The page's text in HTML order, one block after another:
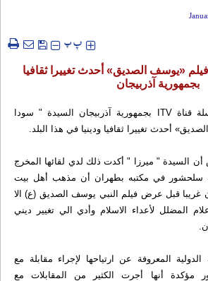
‍‍‍ پپ
فيلم «يوسف الصديق» أحدث تغييرا ثقافيا
بجمهورية آذربيجان
عصرايران - أكدت مراسلة قناة ITV بجمهورية آذربيجان السيدة " سودا
أحدث تغييرا ثقافيا ودينيا في هذا البلد.
أن السيدة " ميرزا " أكدت ذلك لدي لقائها المخرج
سلحشور في مكتبه بطهران أن مذهب أهل بيت
قبل عرض فيلم النبي يوسف الصديق (ع) الا
المضلل لأعداء الاسلام وأدي الي تغيير ديني
المعروفة عن ارتياحها لإجراء مقابلة مع
مؤكدة أنها أجرت الكثير من المقابلات مع